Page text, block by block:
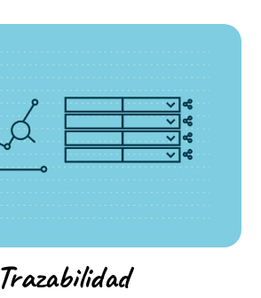
Trazabilidad